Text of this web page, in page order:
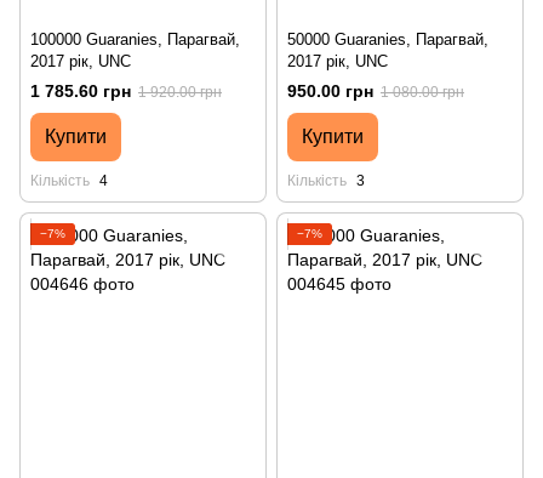
100000 Guaranies, Парагвай,
2017 рік, UNC
1 785.60 грн 1 920.00 грн
Купити
Кількість 4
50000 Guaranies, Парагвай,
2017 рік, UNC
950.00 грн 1 080.00 грн
Купити
Кількість 3
−7% −7%